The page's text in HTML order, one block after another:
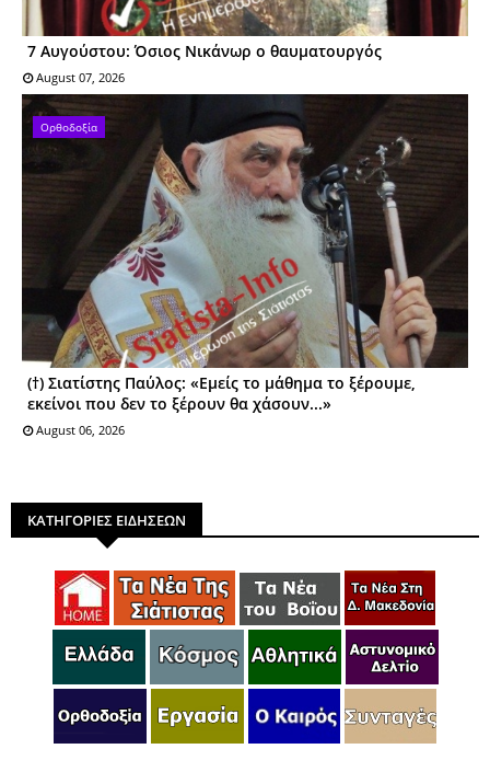
7 Αυγούστου: Όσιος Nικάνωρ o θαυματoυργός
August 07, 2026
Ορθοδοξία
(†) Σιατίστης Παύλος: «Εμείς το μάθημα το ξέρουμε,
εκείνοι που δεν το ξέρουν θα χάσουν...»
August 06, 2026
ΚΑΤΗΓΟΡΙΕΣ ΕΙΔΗΣΕΩΝ